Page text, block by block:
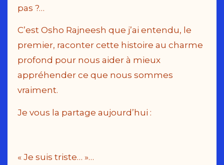
pas ?…
C’est Osho Rajneesh que j’ai entendu, le
premier, raconter cette histoire au charme
profond pour nous aider à mieux
appréhender ce que nous sommes
vraiment.
Je vous la partage aujourd’hui :
« Je suis triste… »…